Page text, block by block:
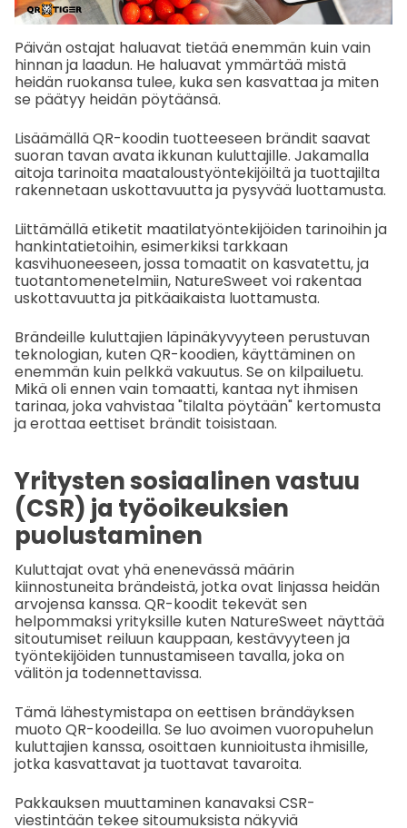
Päivän ostajat haluavat tietää enemmän kuin vain
hinnan ja laadun. He haluavat ymmärtää mistä
heidän ruokansa tulee, kuka sen kasvattaa ja miten
se päätyy heidän pöytäänsä.
Lisäämällä QR-koodin tuotteeseen brändit saavat
suoran tavan avata ikkunan kuluttajille. Jakamalla
aitoja tarinoita maataloustyöntekijöiltä ja tuottajilta
rakennetaan uskottavuutta ja pysyvää luottamusta.
Liittämällä etiketit maatilatyöntekijöiden tarinoihin ja
hankintatietoihin, esimerkiksi tarkkaan
kasvihuoneeseen, jossa tomaatit on kasvatettu, ja
tuotantomenetelmiin, NatureSweet voi rakentaa
uskottavuutta ja pitkäaikaista luottamusta.
Brändeille kuluttajien läpinäkyvyyteen perustuvan
teknologian, kuten QR-koodien, käyttäminen on
enemmän kuin pelkkä vakuutus. Se on kilpailuetu.
Mikä oli ennen vain tomaatti, kantaa nyt ihmisen
tarinaa, joka vahvistaa "tilalta pöytään" kertomusta
ja erottaa eettiset brändit toisistaan.
Yritysten sosiaalinen vastuu
(CSR) ja työoikeuksien
puolustaminen
Kuluttajat ovat yhä enenevässä määrin
kiinnostuneita brändeistä, jotka ovat linjassa heidän
arvojensa kanssa. QR-koodit tekevät sen
helpommaksi yrityksille kuten NatureSweet näyttää
sitoutumiset reiluun kauppaan, kestävyyteen ja
työntekijöiden tunnustamiseen tavalla, joka on
välitön ja todennettavissa.
Tämä lähestymistapa on eettisen brändäyksen
muoto QR-koodeilla. Se luo avoimen vuoropuhelun
kuluttajien kanssa, osoittaen kunnioitusta ihmisille,
jotka kasvattavat ja tuottavat tavaroita.
Pakkauksen muuttaminen kanavaksi CSR-
viestintään tekee sitoumuksista näkyviä